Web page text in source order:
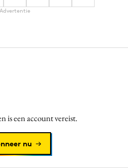
Advertentie
is een account vereist.
nu